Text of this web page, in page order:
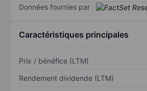
Données fournies par
Caractéristiques principales
Prix / bénéfice (LTM)
Rendement dividende (LTM)